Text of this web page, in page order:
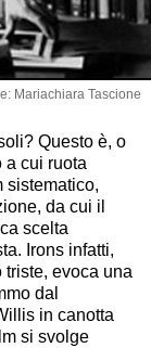
Mariachiara Tascione
Questo è, o
a cui ruota
sistematico,
da cui il
scelta
Irons infatti,
evoca una
dal
in canotta
si svolge